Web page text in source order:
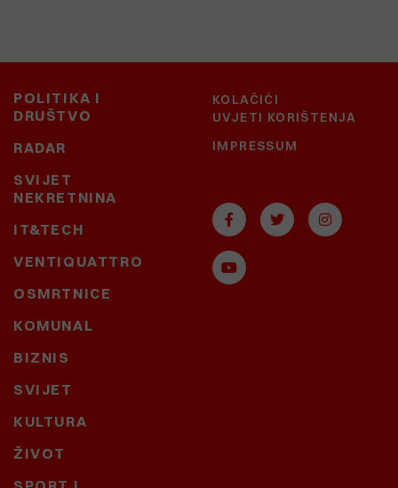
POLITIKA I
DRUŠTVO
RADAR
SVIJET
NEKRETNINA
IT&TECH
VENTIQUATTRO
OSMRTNICE
KOMUNAL
BIZNIS
SVIJET
KULTURA
ŽIVOT
KOLAČIĆI
UVJETI KORIŠTENJA
IMPRESSUM